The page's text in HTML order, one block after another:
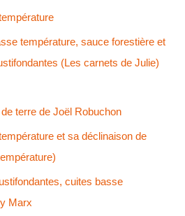
température, sauce forestière et
(Les carnets de Julie)
terre de Joël Robuchon
et sa déclinaison de
cuites basse
Marx